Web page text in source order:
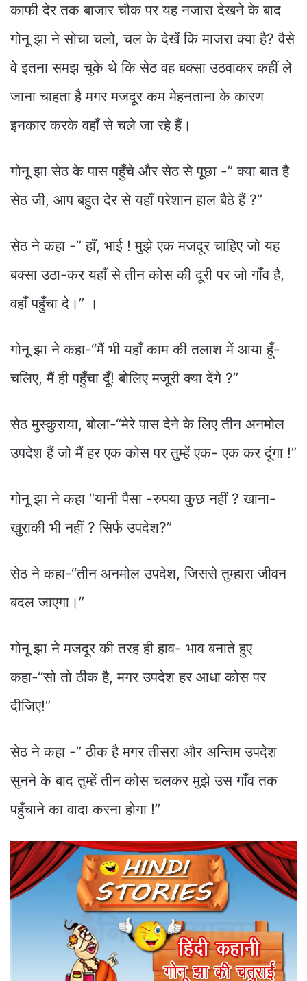
काफी देर तक बाजार चौक पर यह नजारा देखने के बाद
गोनू झा ने सोचा चलो, चल के देखें कि माजरा क्या है? वैसे
वे इतना समझ चुके थे कि सेठ वह बक्सा उठवाकर कहीं ले
जाना चाहता है मगर मजदूर कम मेहनताना के कारण
इनकार करके वहाँ से चले जा रहे हैं।
गोनू झा सेठ के पास पहुँचे और सेठ से पूछा -” क्या बात है
सेठ जी, आप बहुत देर से यहाँ परेशान हाल बैठे हैं ?”
सेठ ने कहा -” हाँ, भाई ! मुझे एक मजदूर चाहिए जो यह
बक्सा उठा-कर यहाँ से तीन कोस की दूरी पर जो गाँव है,
वहाँ पहुँचा दे।” ।
गोनू झा ने कहा-“मैं भी यहाँ काम की तलाश में आया हूँ-
चलिए, मैं ही पहुँचा दूँ! बोलिए मजूरी क्या देंगे ?”
सेठ मुस्कुराया, बोला-“मेरे पास देने के लिए तीन अनमोल
उपदेश हैं जो मैं हर एक कोस पर तुम्हें एक- एक कर दूंगा !”
गोनू झा ने कहा “यानी पैसा -रुपया कुछ नहीं ? खाना-
खुराकी भी नहीं ? सिर्फ उपदेश?”
सेठ ने कहा-“तीन अनमोल उपदेश, जिससे तुम्हारा जीवन
बदल जाएगा।”
गोनू झा ने मजदूर की तरह ही हाव- भाव बनाते हुए
कहा-“सो तो ठीक है, मगर उपदेश हर आधा कोस पर
दीजिए!”
सेठ ने कहा -” ठीक है मगर तीसरा और अन्तिम उपदेश
सुनने के बाद तुम्हें तीन कोस चलकर मुझे उस गाँव तक
पहुँचाने का वादा करना होगा !”